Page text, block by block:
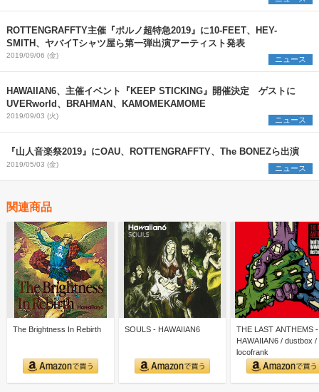
ROTTENGRAFFTY主催『ポルノ超特急2019』に10-FEET、HEY-
SMITH、ヤバイTシャツ屋ら第一弾出演アーティスト発表
2019/09/06 (金) ニュース
HAWAIIAN6、主催イベント『KEEP STICKING』開催決定 ゲストに
UVERworld、BRAHMAN、KAMOMEKAMOME
2019/09/03 (火) ニュース
『山人音楽祭2019』にOAU、ROTTENGRAFFTY、The BONEZら出演
2019/05/03 (金) ニュース
関連商品
The Brightness In Rebirth SOULS - HAWAIIAN6
THE LAST ANTHEMS -
HAWAIIAN6 / dustbox /
locofrank